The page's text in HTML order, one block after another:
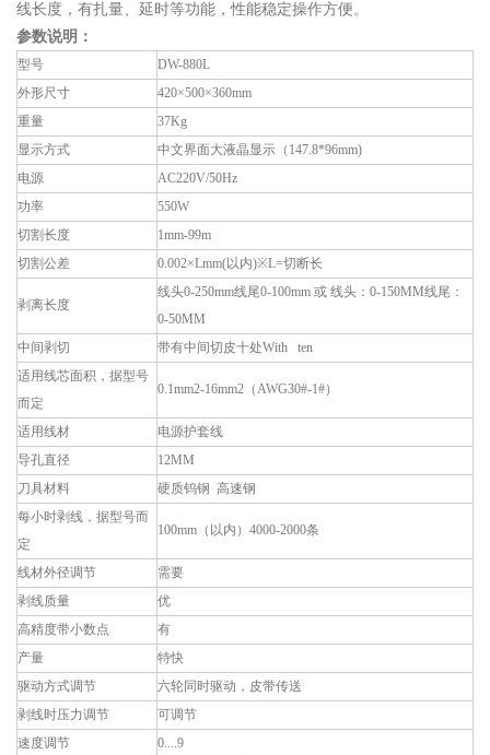
线长度，有扎量、延时等功能，性能稳定操作方便。
参数说明：
型号
DW-880L
外形尺寸
420×500×360mm
重量
37Kg
显示方式
中文界面大液晶显示（147.8*96mm)
电源
AC220V/50Hz
功率
550W
切割长度
1mm-99m
切割公差
0.002×Lmm(以内)※L=切断长
剥离长度
线头0-250mm线尾0-100mm 或 线头：0-150MM线尾：
0-50MM
中间剥切
带有中间切皮十处With ten
适用线芯面积，据型号
而定
0.1mm2-16mm2 （AWG30#-1#）
适用线材
电源护套线
导孔直径
12MM
刀具材料
硬质钨钢 高速钢
每小时剥线，据型号而
定
100mm （以内）4000-2000条
线材外径调节
需要
剥线质量
优
高精度带小数点
有
产量
特快
驱动方式调节
六轮同时驱动，皮带传送
剥线时压力调节
可调节
速度调节
0....9